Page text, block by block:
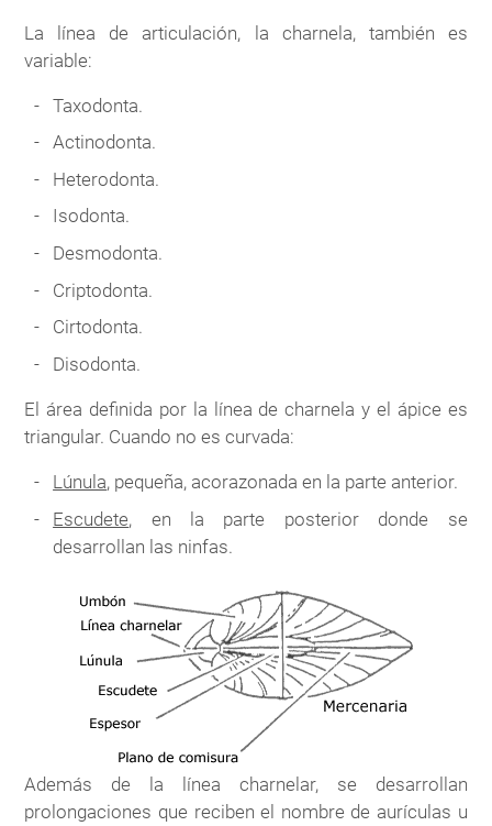
La línea de articulación, la charnela, también es
variable:
Taxodonta.
Actinodonta.
Heterodonta.
Isodonta.
Desmodonta.
Criptodonta.
Cirtodonta.
Disodonta.
El área definida por la línea de charnela y el ápice es
triangular. Cuando no es curvada:
Lúnula, pequeña, acorazonada en la parte anterior.
Escudete, en la parte posterior donde se
desarrollan las ninfas.
Además de la línea charnelar, se desarrollan
prolongaciones que reciben el nombre de aurículas u